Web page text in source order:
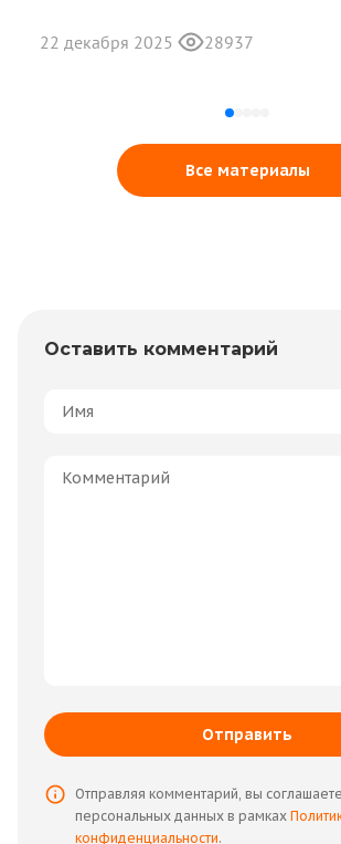
22 декабря 2025 28937
Все материалы
Оставить комментарий
Отправляя комментарий, вы
персональных данных в рамках
конфиденциальности.
Отправить